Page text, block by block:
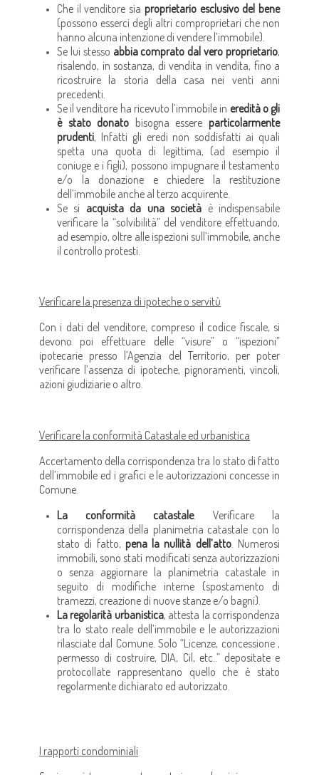
Che il venditore sia proprietario esclusivo del bene
(possono esserci degli altri comproprietari che non
hanno alcuna intenzione di vendere l’immobile).
Se lui stesso abbia comprato dal vero proprietario,
risalendo, in sostanza, di vendita in vendita, fino a
ricostruire la storia della casa nei venti anni
precedenti.
Se il venditore ha ricevuto l’immobile in eredità o gli
è stato donato bisogna essere particolarmente
prudenti, Infatti gli eredi non soddisfatti ai quali
spetta una quota di legittima, (ad esempio il
coniuge e i figli), possono impugnare il testamento
e/o la donazione e chiedere la restituzione
dell’immobile anche al terzo acquirente.
Se si acquista da una società è indispensabile
verificare la “solvibilità” del venditore effettuando,
ad esempio, oltre alle ispezioni sull’immobile, anche
il controllo protesti.
Verificare la presenza di ipoteche o servitù
Con i dati del venditore, compreso il codice fiscale, si
devono poi effettuare delle “visure” o “ispezioni”
ipotecarie presso l’Agenzia del Territorio, per poter
verificare l’assenza di ipoteche, pignoramenti, vincoli,
azioni giudiziarie o altro.
Verificare la conformità Catastale ed urbanistica
Accertamento della corrispondenza tra lo stato di fatto
dell’immobile ed i grafici e le autorizzazioni concesse in
Comune.
La conformità catastale. Verificare la
corrispondenza della planimetria catastale con lo
stato di fatto, pena la nullità dell’atto. Numerosi
immobili, sono stati modificati senza autorizzazioni
o senza aggiornare la planimetria catastale in
seguito di modifiche interne (spostamento di
tramezzi, creazione di nuove stanze e/o bagni).
La regolarità urbanistica, attesta la corrispondenza
tra lo stato reale dell’immobile e le autorizzazioni
rilasciate dal Comune. Solo “Licenze, concessione ,
permesso di costruire, DIA, Cil, etc..” depositate e
protocollate rappresentano quello che è stato
regolarmente dichiarato ed autorizzato.
I rapporti condominiali